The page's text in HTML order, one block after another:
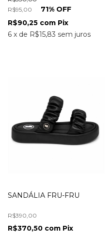
R$95,00 71% OFF
6 x de R$15,83 sem juros
R$90,25 com Pix
SANDÁLIA FRU-FRU
R$390,00
R$370,50 com Pix